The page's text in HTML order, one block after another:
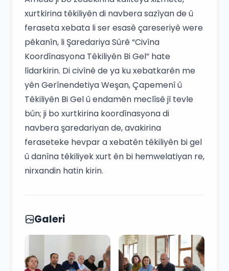
xurtkirina têkiliyên di navbera sazîyan de û
feraseta xebata li ser esasê çareseriyê were
pêkanîn, li Şaredariya Sûrê “Civîna
Koordînasyona Têkiliyên Bi Gel” hate
lîdarkirin. Di civînê de ya ku xebatkarên me
yên Gerînendetiya Weşan, Çapemenî û
Têkiliyên Bi Gel û endamên meclîsê jî tevle
bûn; ji bo xurtkirina koordînasyona di
navbera şaredariyan de, avakirina
feraseteke hevpar a xebatên têkiliyên bi gel
û danîna têkiliyek xurt ên bi hemwelatiyan re,
nirxandin hatin kirin.
Galeri